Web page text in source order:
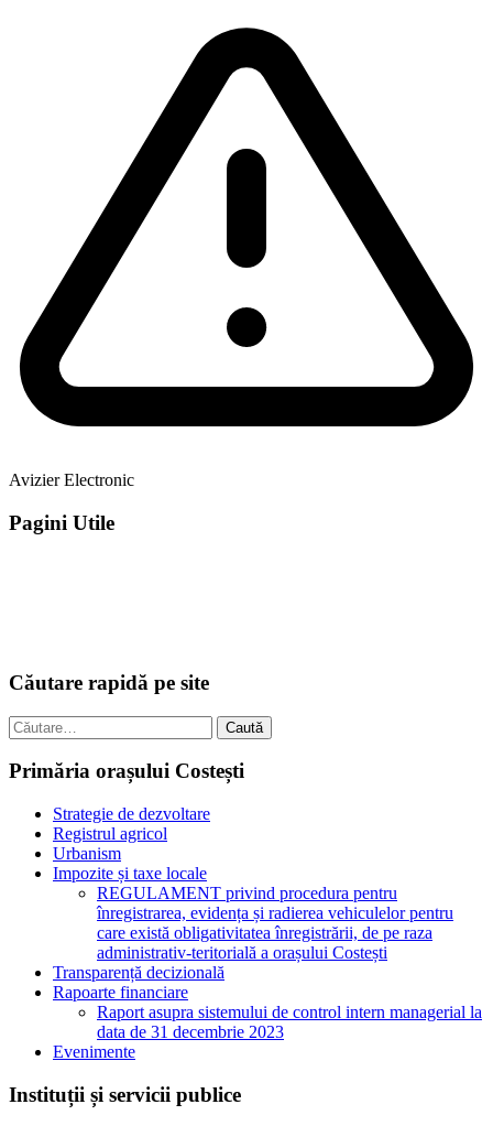
Avizier Electronic
Pagini Utile
Căutare rapidă pe site
Caută
după:
Primăria orașului Costești
Strategie de dezvoltare
Registrul agricol
Urbanism
Impozite și taxe locale
REGULAMENT privind procedura pentru
înregistrarea, evidența și radierea vehiculelor pentru
care există obligativitatea înregistrării, de pe raza
administrativ-teritorială a orașului Costești
Transparență decizională
Rapoarte financiare
Raport asupra sistemului de control intern managerial la
data de 31 decembrie 2023
Evenimente
Instituții și servicii publice